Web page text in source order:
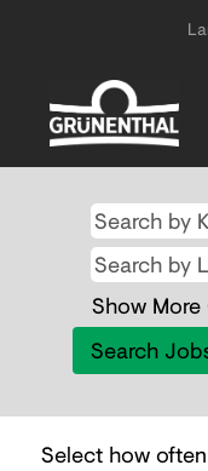
Show
Select how